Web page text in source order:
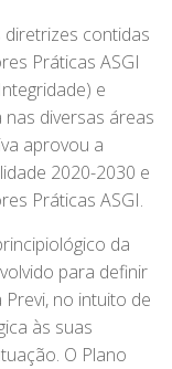
contidas
Práticas ASGI
e
diversas áreas
aprovou a
2020-2030 e
Práticas ASGI.
da
para definir
no intuito de
às suas
O Plano